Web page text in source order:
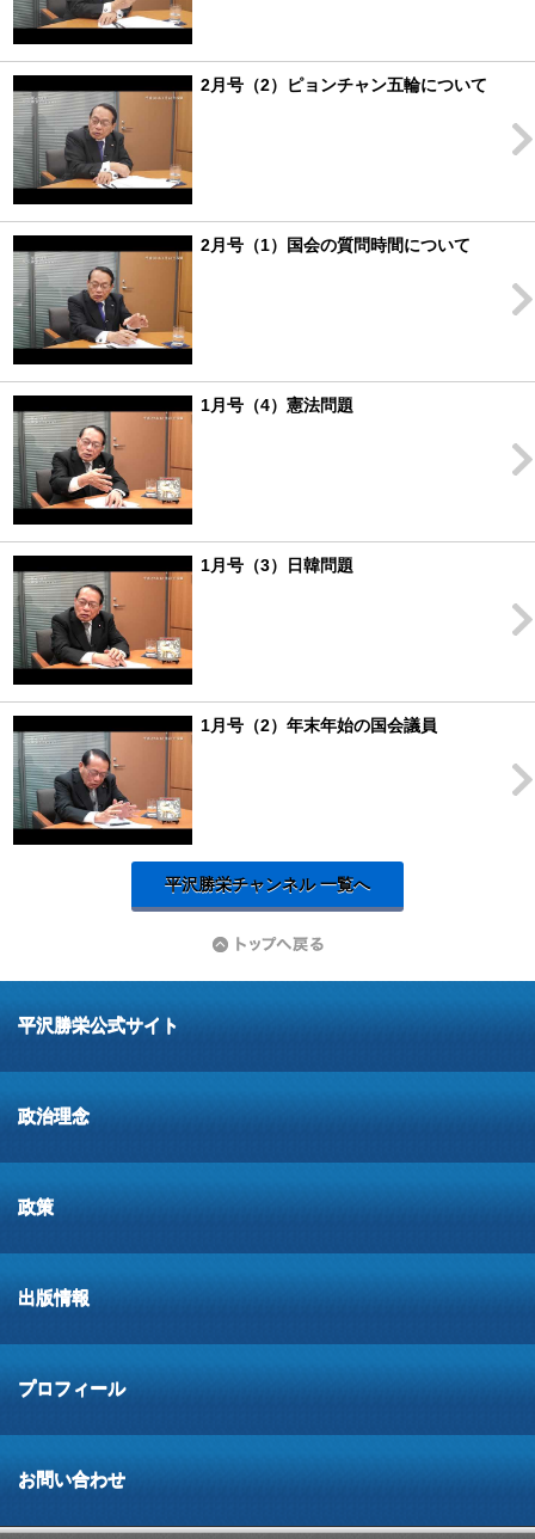
2月号（2）ピョンチャン五輪について
2月号（1）国会の質問時間について
1月号（4）憲法問題
1月号（3）日韓問題
1月号（2）年末年始の国会議員
平沢勝栄チャンネル 一覧へ
平沢勝栄公式サイト
政治理念
政策
出版情報
プロフィール
お問い合わせ